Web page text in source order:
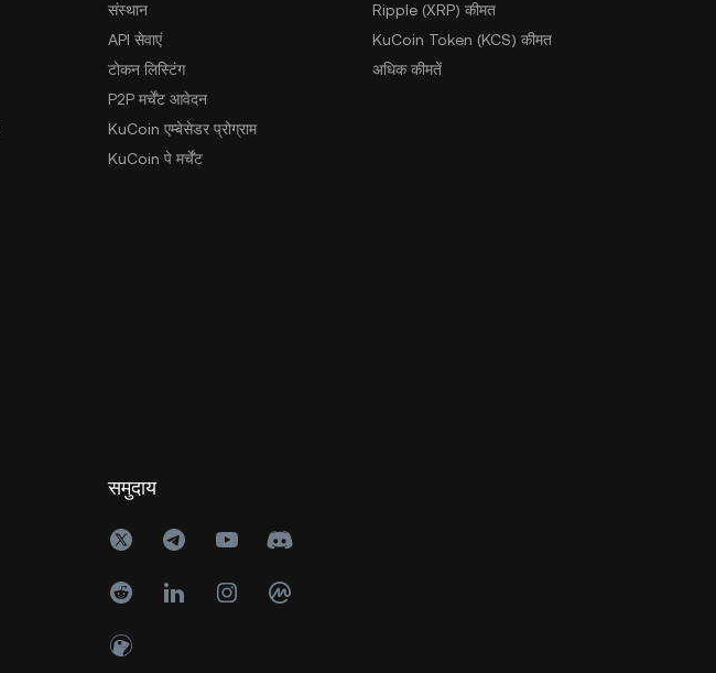
संस्थान
API सेवाएं
टोकन लिस्टिंग
P2P मर्चेंट आवेदन
KuCoin एम्बेसेडर प्रोग्राम
KuCoin पे मर्चेंट
Ripple (XRP) कीमत
KuCoin Token (KCS) कीमत
अधिक कीमतें
समुदाय